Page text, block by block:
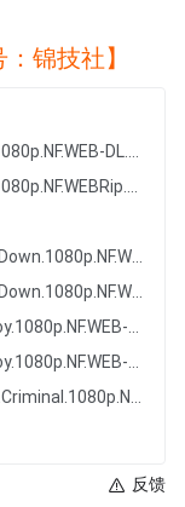
锦技社】
反馈